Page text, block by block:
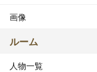
画像
ルーム
人物一覧